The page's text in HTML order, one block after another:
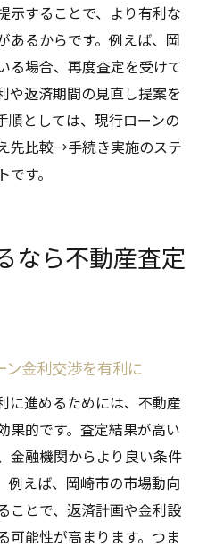
示することで、より有利な
あるからです。例えば、岡
る場合、再度査定を受けて
や返済期間の見直し提案を
順としては、現行ローンの
先比較→手続き実施のステ
す。
なら不動産査定
金利交渉を有利に
に進めるためには、不動産
果的です。査定結果が高い
金融機関からより良い条件
例えば、岡崎市の市場動向
ことで、返済計画や金利設
可能性が高まります。つま